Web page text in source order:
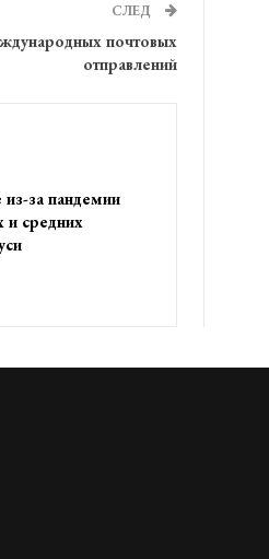
СЛЕД
почтовых
отправлений
из-за пандемии
и средних